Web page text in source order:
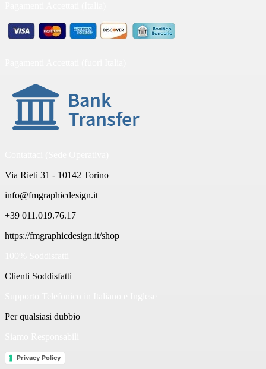
Via Rieti 31 - 10142 Torino
info@fmgraphicdesign.it
+39 011.019.76.17
https://fmgraphicdesign.it/shop
Clienti Soddisfatti
Per qualsiasi dubbio
Privacy Policy